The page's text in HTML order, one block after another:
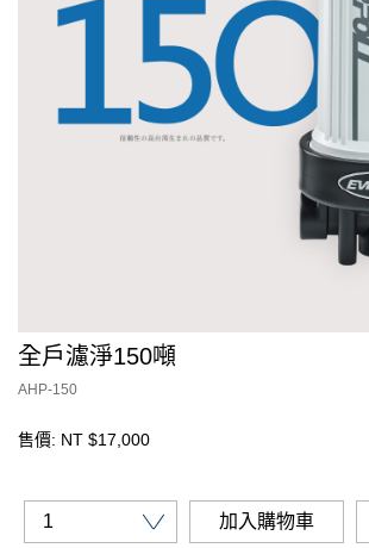
全戶濾淨150噸
AHP-150
售價: NT $17,000
加入購物車